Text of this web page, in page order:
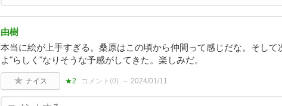
由樹
本当に絵が上手すぎる。桑原はこの頃から仲間って感じだな。そして
よ"らしく"なりそうな予感がしてきた。楽しみだ。
ナイス ★2 コメント(0) 2024/01/11